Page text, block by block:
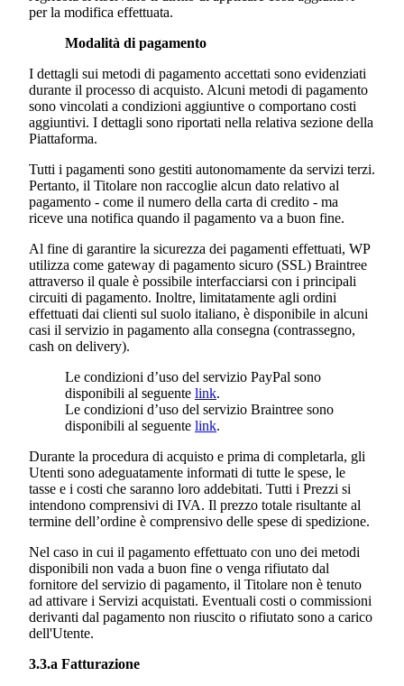
per la modifica effettuata.
Modalità di pagamento
I dettagli sui metodi di pagamento accettati sono evidenziati
durante il processo di acquisto. Alcuni metodi di pagamento
sono vincolati a condizioni aggiuntive o comportano costi
aggiuntivi. I dettagli sono riportati nella relativa sezione della
Piattaforma.
Tutti i pagamenti sono gestiti autonomamente da servizi terzi.
Pertanto, il Titolare non raccoglie alcun dato relativo al
pagamento - come il numero della carta di credito - ma
riceve una notifica quando il pagamento va a buon fine.
Al fine di garantire la sicurezza dei pagamenti effettuati, WP
utilizza come gateway di pagamento sicuro (SSL) Braintree
attraverso il quale è possibile interfacciarsi con i principali
circuiti di pagamento. Inoltre, limitatamente agli ordini
effettuati dai clienti sul suolo italiano, è disponibile in alcuni
casi il servizio in pagamento alla consegna (contrassegno,
cash on delivery).
Le condizioni d’uso del servizio PayPal sono
disponibili al seguente link.
Le condizioni d’uso del servizio Braintree sono
disponibili al seguente link.
Durante la procedura di acquisto e prima di completarla, gli
Utenti sono adeguatamente informati di tutte le spese, le
tasse e i costi che saranno loro addebitati. Tutti i Prezzi si
intendono comprensivi di IVA. Il prezzo totale risultante al
termine dell’ordine è comprensivo delle spese di spedizione.
Nel caso in cui il pagamento effettuato con uno dei metodi
disponibili non vada a buon fine o venga rifiutato dal
fornitore del servizio di pagamento, il Titolare non è tenuto
ad attivare i Servizi acquistati. Eventuali costi o commissioni
derivanti dal pagamento non riuscito o rifiutato sono a carico
dell'Utente.
3.3.a Fatturazione